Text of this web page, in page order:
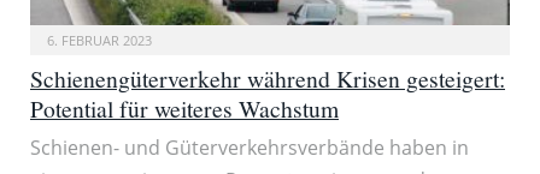
6. FEBRUAR 2023
Schienengüterverkehr während Krisen gesteigert:
Potential für weiteres Wachstum
Schienen- und Güterverkehrsverbände haben in